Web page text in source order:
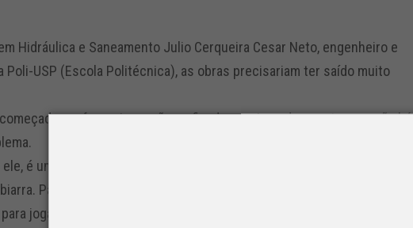
Hidráulica e Saneamento Julio Cerqueira Cesar Neto, engenheiro e
Poli-USP (Escola Politécnica), as obras precisariam ter saído muito
em fevereiro, e não no fim do ano. Isso demonstra que não há
é um paliativo.
Para resolver o problema há duas alternativas: ampliar a calha
jogar o excesso de água de volta no Tietê após Santana de